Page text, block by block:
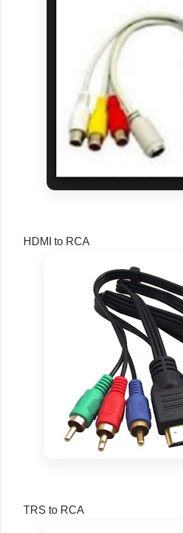
HDMI to RCA
TRS to RCA